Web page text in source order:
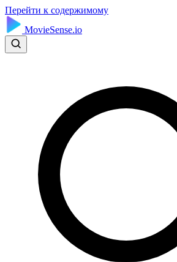
Перейти к содержимому
MovieSense.io